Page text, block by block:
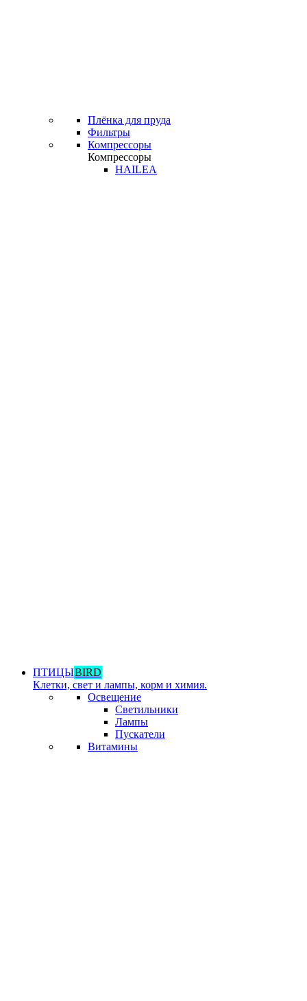
Плёнка для пруда
Фильтры
Компрессоры
Компрессоры
HAILEA
ПТИЦЫBIRD
Клетки, свет и лампы, корм и химия.
Освещение
Светильники
Лампы
Пускатели
Витамины